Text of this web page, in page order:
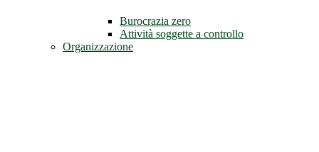
Burocrazia zero
Attività soggette a controllo
Organizzazione